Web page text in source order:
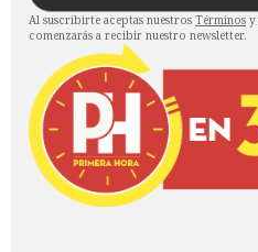
Al suscribirte aceptas nuestros Términos y
comenzarás a recibir nuestro newsletter.